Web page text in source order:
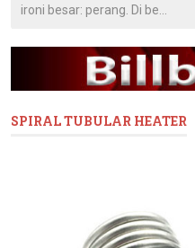
ironi besar: perang. Di be...
SPIRAL TUBULAR HEATER